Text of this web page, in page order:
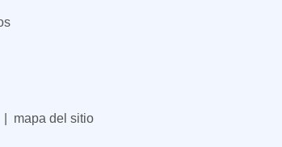
mapa del sitio